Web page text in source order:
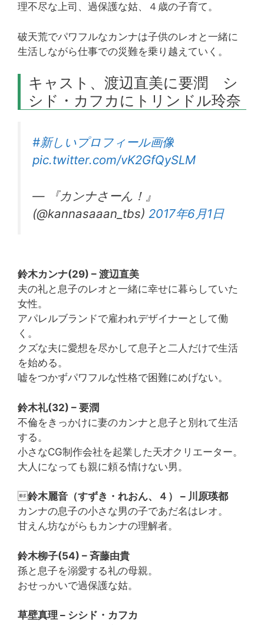
理不尽な上司、過保護な姑、４歳の子育て。
破天荒でパワフルなカンナは子供のレオと一緒に
生活しながら仕事での災難を乗り越えていく。
キャスト、渡辺直美に要潤 シ
シド・カフカにトリンドル玲奈
#新しいプロフィール画像
pic.twitter.com/vK2GfQySLM
— 『カンナさーん！』
(@kannasaaan_tbs) 2017年6月1日
鈴木カンナ(29) – 渡辺直美
夫の礼と息子のレオと一緒に幸せに暮らしていた
女性。
アパレルブランドで雇われデザイナーとして働
く。
クズな夫に愛想を尽かして息子と二人だけで生活
を始める。
嘘をつかずパワフルな性格で困難にめげない。
鈴木礼(32) – 要潤
不倫をきっかけに妻のカンナと息子と別れて生活
する。
小さなCG制作会社を起業した天才クリエーター。
大人になっても親に頼る情けない男。
鈴木麗音（すずき・れおん、４） – 川原瑛都
カンナの息子の小さな男の子であだ名はレオ。
甘えん坊ながらもカンナの理解者。
鈴木柳子(54) – 斉藤由貴
孫と息子を溺愛する礼の母親。
おせっかいで過保護な姑。
草壁真理 – シシド・カフカ